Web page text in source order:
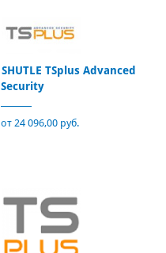
SHUTLE TSplus Advanced
Security
от 24 096,00 руб.